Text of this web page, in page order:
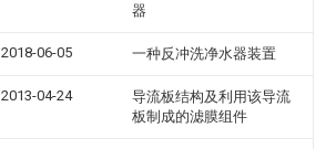
器
2018-06-05 一种反冲洗净水器装置
2013-04-24
导流板结构及利用该导流
板制成的滤膜组件